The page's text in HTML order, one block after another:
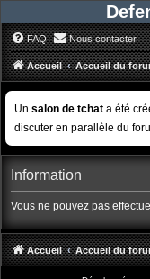
FAQ Nous contacter
Accueil Accueil du
Un salon de tchat a été
discuter en parallèle du
Information
Vous ne pouvez pas
Accueil Accueil du